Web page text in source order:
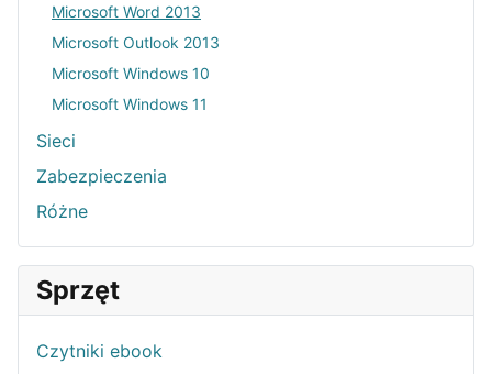
Microsoft Word 2013
Microsoft Outlook 2013
Microsoft Windows 10
Microsoft Windows 11
Sieci
Zabezpieczenia
Różne
Sprzęt
Czytniki ebook